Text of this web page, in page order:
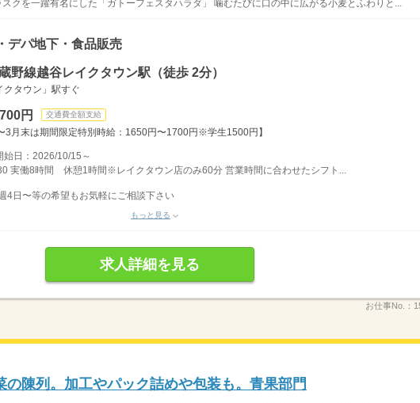
クを一躍有名にした「ガトーフェスタハラダ」 噛むたびに口の中に広がる小麦とふわりと...
デパ地下・食品販売
野線越谷レイクタウン駅（徒歩 2分）
クタウン」駅すぐ
円 交通費全額支給
3月末は期間限定特別時給：1650円〜1700円※学生1500円】
日：2026/10/15～
実働8時間 休憩1時間※レイクタウン店のみ60分 営業時間に合わせたシフト...
日〜等の希望もお気軽にご相談下さい
もっと見る
求人詳細を見る
お仕事No.：
の陳列。加工やパック詰めや包装も。青果部門